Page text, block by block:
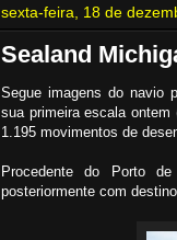
sexta-feira, 18 de
Sealand
Segue imagens do navio
sua primeira escala ontem
1.195 movimentos de
Procedente do Porto
posteriormente com